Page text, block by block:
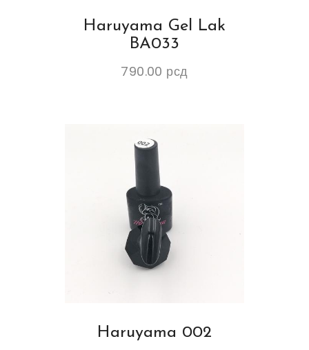
Haruyama Gel Lak
BA033
790.00 рсд
Haruyama 002